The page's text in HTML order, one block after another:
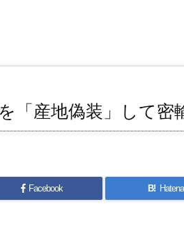
「産地偽装」して密
Facebook B! Hatena